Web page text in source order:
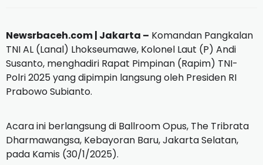
Newsrbaceh.com | Jakarta – Komandan Pangkalan
TNI AL (Lanal) Lhokseumawe, Kolonel Laut (P) Andi
Susanto, menghadiri Rapat Pimpinan (Rapim) TNI-
Polri 2025 yang dipimpin langsung oleh Presiden RI
Prabowo Subianto.
Acara ini berlangsung di Ballroom Opus, The Tribrata
Dharmawangsa, Kebayoran Baru, Jakarta Selatan,
pada Kamis (30/1/2025).